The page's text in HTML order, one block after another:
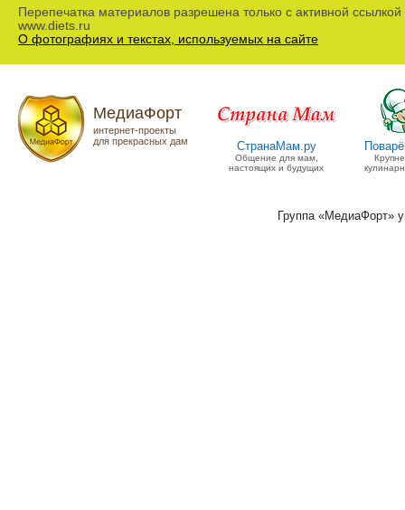
Перепечатка материалов разрешена только с активной ссылкой
www.diets.ru
О фотографиях и текстах, используемых на сайте
МедиаФорт
интернет-проекты
для прекрасных дам
СтранаМам.ру
Общение для мам,
настоящих и будущих
Группа «МедиаФорт»